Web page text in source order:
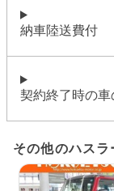
納車陸送費付
契約終了時の車
その他のハスラ